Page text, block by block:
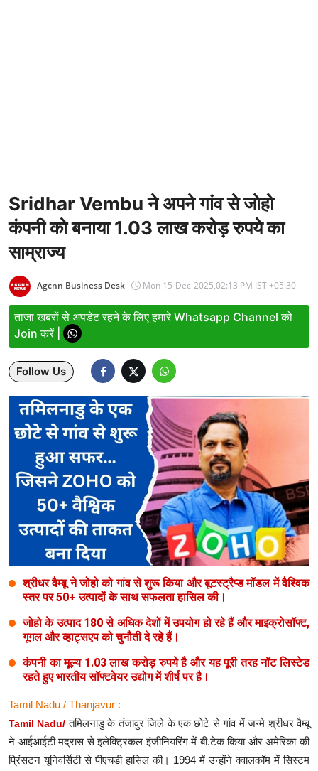
Business
Relationship
Education
Defence & Security
Environment
Lifestyle
Health
Development
Career
Literature
Tour & Travel
History Speaks
About Us
Contact Us
Sridhar Vembu ने अपने गांव से जोहो
कंपनी को बनाया 1.03 लाख करोड़ रुपये का
साम्राज्य
Agcnn Business Desk Mon 15-Dec-2025,02:13 PM IST +05:30
ताजा खबरों से अपडेट रहने के लिए हमारे Whatsapp Channel को
Join करें |
Follow Us
श्रीधर वैम्बू ने जोहो को गांव से शुरू किया और बूटस्ट्रैप्ड मॉडल में वैश्विक
स्तर पर 50+ उत्पादों के साथ सफलता हासिल की।
जोहो के उत्पाद 180 से अधिक देशों में उपयोग हो रहे हैं और माइक्रोसॉफ्ट,
गूगल और व्हाट्सएप को चुनौती दे रहे हैं।
कंपनी का मूल्य 1.03 लाख करोड़ रुपये है और यह पूरी तरह नॉट लिस्टेड
रहते हुए भारतीय सॉफ्टवेयर उद्योग में शीर्ष पर है।
Tamil Nadu / Thanjavur :
Tamil Nadu/तमिलनाडु के तंजावुर जिले के एक छोटे से गांव में जन्मे श्रीधर वैम्बू
ने आईआईटी मद्रास से इलेक्ट्रिकल इंजीनियरिंग में बी.टेक किया और अमेरिका की
प्रिंसटन यूनिवर्सिटी से पीएचडी हासिल की। 1994 में उन्होंने क्वालकॉम में सिस्टम